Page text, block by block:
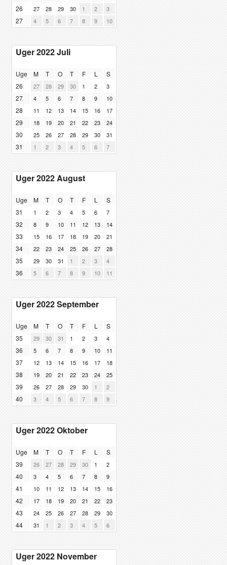
26 27 28 29 30 1 2 3
27 4 5 6 7 8 9 10
Uger 2022 Juli
Uge M T O T F L
S
26
27 28 29 30 1 2 3
27 4 5 6 7 8 9 10
28 11 12 13 14 15 16 17
29 18 19 20 21 22 23 24
30 25 26 27 28 29 30 31
31 1 2 3 4 5 6 7
Uger 2022 August
Uge M T O T F L
S
31
1 2 3 4 5 6 7
32 8 9 10 11 12 13 14
33 15 16 17 18 19 20 21
34 22 23 24 25 26 27 28
35 29 30 31 1 2 3 4
36 5 6 7 8 9 10 11
Uger 2022 September
Uge M T O T F L
S
35
29 30 31 1 2 3 4
36 5 6 7 8 9 10 11
37 12 13 14 15 16 17 18
38 19 20 21 22 23 24 25
39 26 27 28 29 30 1 2
40 3 4 5 6 7 8 9
Uger 2022 Oktober
Uge M T O T F L
S
39
26 27 28 29 30 1 2
40 3 4 5 6 7 8 9
41 10 11 12 13 14 15 16
42 17 18 19 20 21 22 23
43 24 25 26 27 28 29 30
44 31 1 2 3 4 5 6
Uger 2022 November